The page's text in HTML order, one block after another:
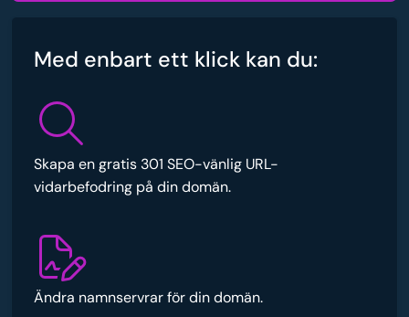
Med enbart ett klick kan du:
Skapa en gratis 301 SEO-vänlig URL-
vidarbefodring på din domän.
Ändra namnservrar för din domän.